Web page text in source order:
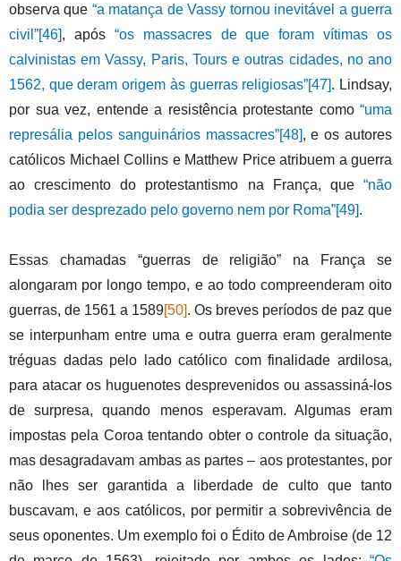
observa que “a matança de Vassy tornou inevitável a guerra
civil”[46], após “os massacres de que foram vítimas os
calvinistas em Vassy, Paris, Tours e outras cidades, no ano
1562, que deram origem às guerras religiosas”[47]. Lindsay,
por sua vez, entende a resistência protestante como “uma
represália pelos sanguinários massacres”[48], e os autores
católicos Michael Collins e Matthew Price atribuem a guerra
ao crescimento do protestantismo na França, que “não
podia ser desprezado pelo governo nem por Roma”[49].
Essas chamadas “guerras de religião” na França se
alongaram por longo tempo, e ao todo compreenderam oito
guerras, de 1561 a 1589[50]. Os breves períodos de paz que
se interpunham entre uma e outra guerra eram geralmente
tréguas dadas pelo lado católico com finalidade ardilosa,
para atacar os huguenotes desprevenidos ou assassiná-los
de surpresa, quando menos esperavam. Algumas eram
impostas pela Coroa tentando obter o controle da situação,
mas desagradavam ambas as partes – aos protestantes, por
não lhes ser garantida a liberdade de culto que tanto
buscavam, e aos católicos, por permitir a sobrevivência de
seus oponentes. Um exemplo foi o Édito de Ambroise (de 12